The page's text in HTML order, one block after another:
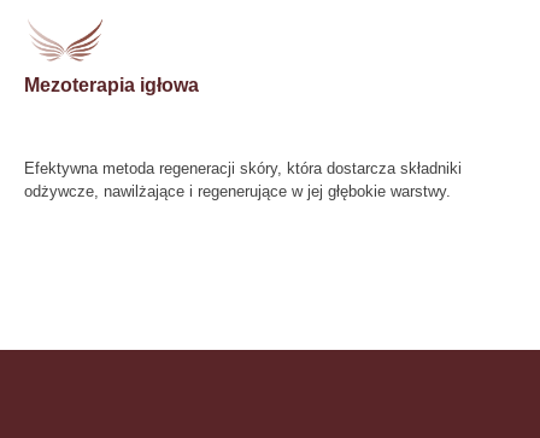
Mezoterapia igłowa
Efektywna metoda regeneracji skóry, która dostarcza składniki
odżywcze, nawilżające i regenerujące w jej głębokie warstwy.